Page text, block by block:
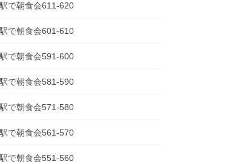
で朝食会611-620
で朝食会601-610
で朝食会591-600
で朝食会581-590
で朝食会571-580
で朝食会561-570
で朝食会551-560